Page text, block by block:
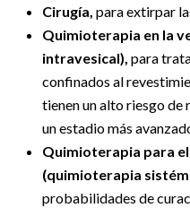
Cirugía, para extirpar
Quimioterapia en la
intravesical), para
confinados al
tienen un alto riesgo de
un estadio más
Quimioterapia para
(quimioterapia
probabilidades de